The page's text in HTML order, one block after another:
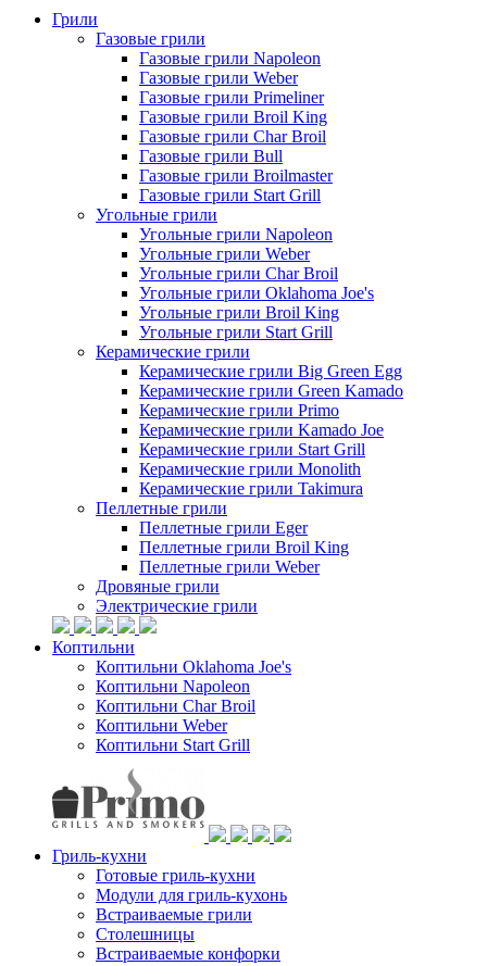
Грили
Газовые грили
Газовые грили Napoleon
Газовые грили Weber
Газовые грили Primeliner
Газовые грили Broil King
Газовые грили Char Broil
Газовые грили Bull
Газовые грили Broilmaster
Газовые грили Start Grill
Угольные грили
Угольные грили Napoleon
Угольные грили Weber
Угольные грили Char Broil
Угольные грили Oklahoma Joe's
Угольные грили Broil King
Угольные грили Start Grill
Керамические грили
Керамические грили Big Green Egg
Керамические грили Green Kamado
Керамические грили Primo
Керамические грили Kamado Joe
Керамические грили Start Grill
Керамические грили Monolith
Керамические грили Takimura
Пеллетные грили
Пеллетные грили Eger
Пеллетные грили Broil King
Пеллетные грили Weber
Дровяные грили
Электрические грили
Коптильни
Коптильни Oklahoma Joe's
Коптильни Napoleon
Коптильни Char Broil
Коптильни Weber
Коптильни Start Grill
Гриль-кухни
Готовые гриль-кухни
Модули для гриль-кухонь
Встраиваемые грили
Столешницы
Встраиваемые конфорки